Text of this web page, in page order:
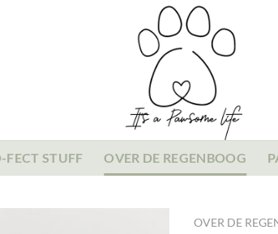
FECT STUFF OVER DE REGENBOOG
OVER DE